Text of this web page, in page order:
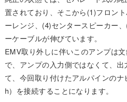
置されており、そこから(1)フロン
ーレンジ、(4)センタースピーカー
ーケーブルが伸びています。
EMV取り外しに伴いこのアンプは
で、アンプの入力側ではなくて、出
て、今回取り付けたアルパインの
h）を接続することになります。